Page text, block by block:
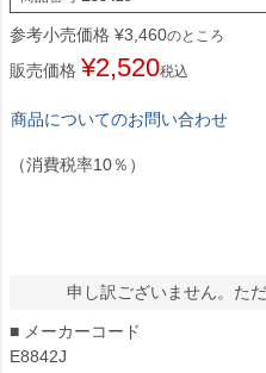
参考小売価格 ¥3,460のところ
販売価格 ¥2,520税込
商品についてのお問い合わせ
（消費税率10％）
申し訳ございません。た
■ メーカーコード
E8842J